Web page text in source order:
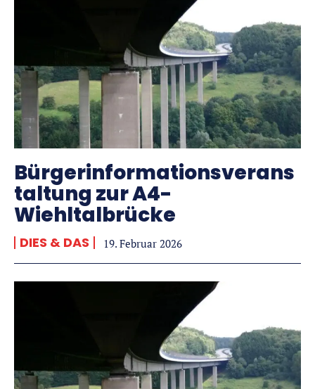
Bürgerinformationsverans
taltung zur A4-
Wiehltalbrücke
DIES & DAS 19. Februar 2026